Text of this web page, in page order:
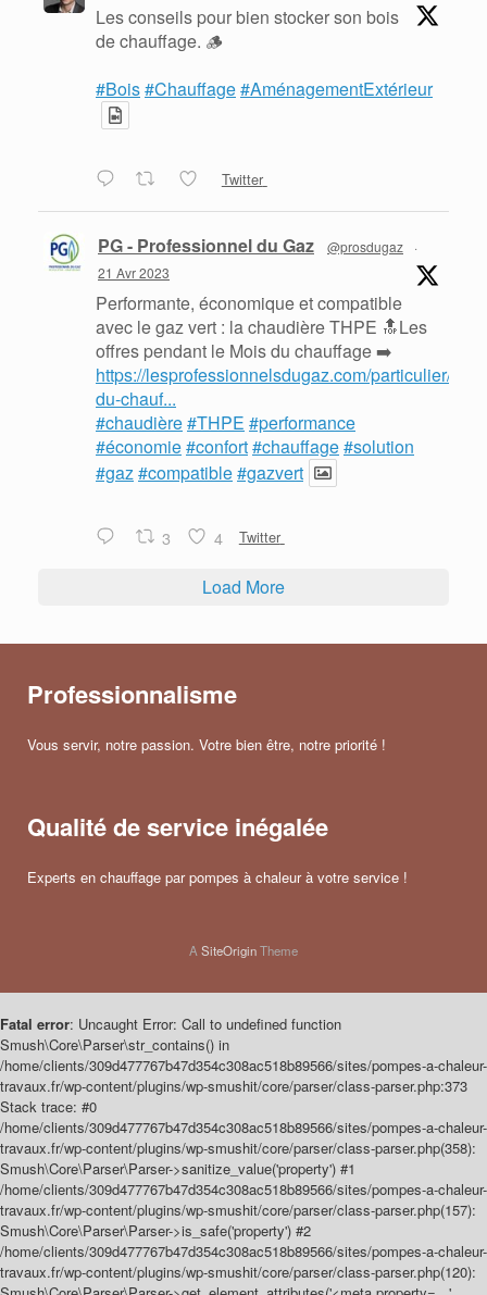
Les conseils pour bien stocker son bois
de chauffage. 🪵
#Bois#Chauffage#AménagementExtérieur
Twitter
PG - Professionnel du Gaz @prosdugaz
·
21 Avr 2023
Performante, économique et compatible
avec le gaz vert : la chaudière THPE 🔝Les
offres pendant le Mois du chauffage ➡️
https://lesprofessionnelsdugaz.com/particulier/
du-chauf...
#chaudière#THPE #performance
#économie#confort#chauffage#solution
#gaz#compatible#gazvert
3 4 Twitter
Load More
Professionnalisme
Vous servir, notre passion. Votre bien être, notre priorité !
Qualité de service inégalée
Experts en chauffage par pompes à chaleur à votre service !
ASiteOriginTheme
Fatal error: Uncaught Error: Call to undefined function
Smush\Core\Parser\str_contains() in
/home/clients/309d477767b47d354c308ac518b89566/sites/pompes-a-chaleur-
travaux.fr/wp-content/plugins/wp-smushit/core/parser/class-parser.php:373
Stack trace: #0
/home/clients/309d477767b47d354c308ac518b89566/sites/pompes-a-chaleur-
travaux.fr/wp-content/plugins/wp-smushit/core/parser/class-parser.php(358):
Smush\Core\Parser\Parser->sanitize_value('property') #1
/home/clients/309d477767b47d354c308ac518b89566/sites/pompes-a-chaleur-
travaux.fr/wp-content/plugins/wp-smushit/core/parser/class-parser.php(157):
Smush\Core\Parser\Parser->is_safe('property') #2
/home/clients/309d477767b47d354c308ac518b89566/sites/pompes-a-chaleur-
travaux.fr/wp-content/plugins/wp-smushit/core/parser/class-parser.php(120):